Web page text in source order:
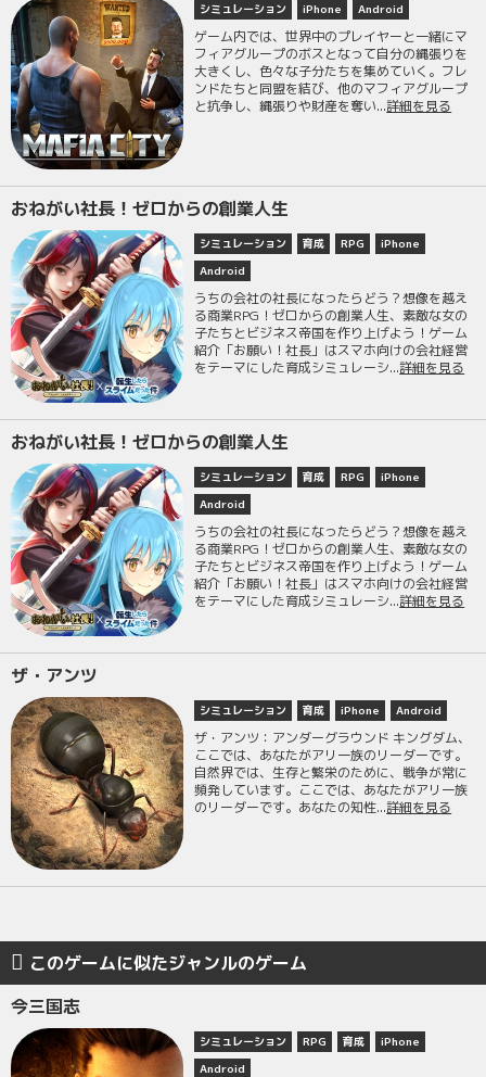
シミュレーション iPhone Android
ゲーム内では、世界中のプレイヤーと一緒にマ
フィアグループのボスとなって自分の縄張りを
大きくし、色々な子分たちを集めていく。フレ
ンドたちと同盟を結び、他のマフィアグループ
と抗争し、縄張りや財産を奪い...詳細を見る
おねがい社長！ゼロからの創業人生
シミュレーション 育成 RPG
iPhone
Android
うちの会社の社長になったらどう？想像を越え
る商業RPG！ゼロからの創業人生、素敵な女の
子たちとビジネス帝国を作り上げよう！ゲーム
紹介「お願い！社長」はスマホ向けの会社経営
をテーマにした育成シミュレーシ...詳細を見る
おねがい社長！ゼロからの創業人生
シミュレーション 育成 RPG
iPhone
Android
うちの会社の社長になったらどう？想像を越え
る商業RPG！ゼロからの創業人生、素敵な女の
子たちとビジネス帝国を作り上げよう！ゲーム
紹介「お願い！社長」はスマホ向けの会社経営
をテーマにした育成シミュレーシ...詳細を見る
ザ・アンツ
シミュレーション 育成 iPhone Android
ザ・アンツ：アンダーグラウンド キングダム、
ここでは、あなたがアリ一族のリーダーです。
自然界では、生存と繁栄のために、戦争が常に
頻発しています。ここでは、あなたがアリ一族
のリーダーです。あなたの知性...詳細を見る
このゲームに似たジャンルのゲーム
今三国志
シミュレーション RPG 育成
iPhone
Android